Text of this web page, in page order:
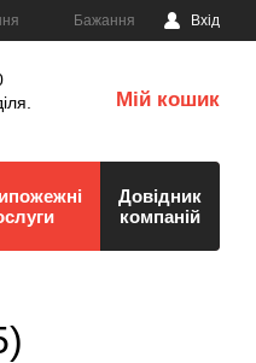
Бажання Вхід
Мій кошик
Довідник
компаній